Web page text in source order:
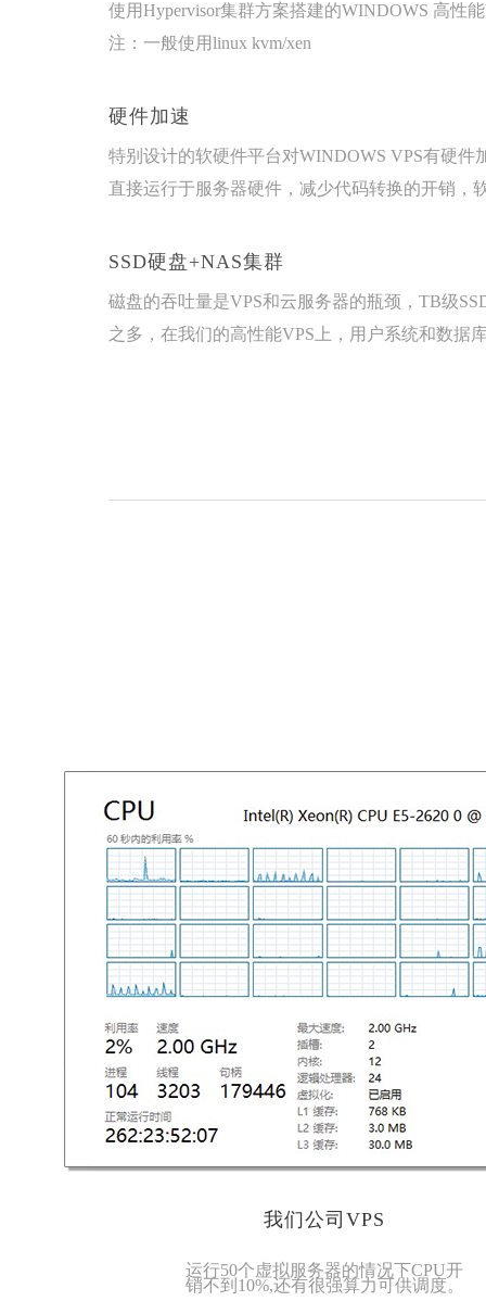
使用Hypervisor集群方案搭建的WINDOWS 高性
注：一般使用linux kvm/xen
硬件加速
特别设计的软硬件平台对WINDOWS VPS有硬件
直接运行于服务器硬件，减少代码转换的开销，
SSD硬盘+NAS集群
磁盘的吞吐量是VPS和云服务器的瓶颈，TB级
之多，在我们的高性能VPS上，用户系统和数据
我们公司VPS
运行50个虚拟服务器的情况下CPU开
销不到10%,还有很强算力可供调度。